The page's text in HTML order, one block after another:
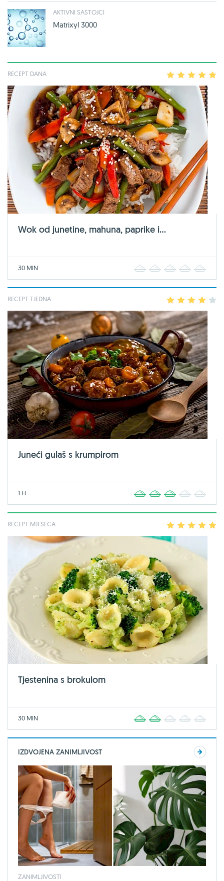
AKTIVNI SASTOJCI
Matrixyl 3000
RECEPT DANA 2 3 4
Wok od junetine, mahuna, paprike i...
30 MIN 2 3 4
RECEPT TJEDNA 2 3 4
Juneći gulaš s krumpirom
1 H 2 3 4
RECEPT MJESECA 2 3 4
Tjestenina s brokulom
30 MIN 2 3 4
IZDVOJENA ZANIMLJIVOST
ZANIMLJIVOSTI